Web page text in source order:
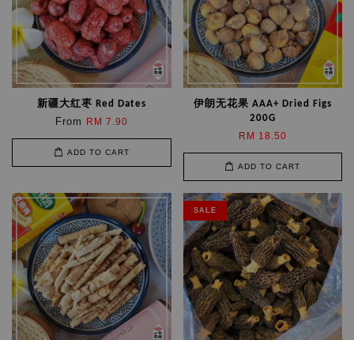
新疆大红枣 Red Dates
From RM 7.90
ADD TO CART
伊朗无花果 AAA+ Dried Figs
200G
RM 18.50
ADD TO CART
SALE